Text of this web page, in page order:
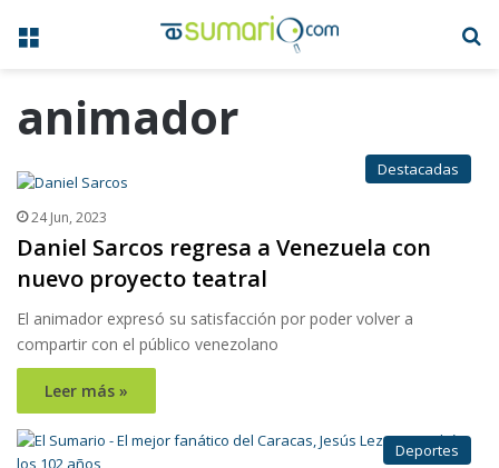
Menú
animador
Destacadas
24 Jun, 2023
Daniel Sarcos regresa a Venezuela con
nuevo proyecto teatral
El animador expresó su satisfacción por poder volver a
compartir con el público venezolano
Leer más »
Deportes